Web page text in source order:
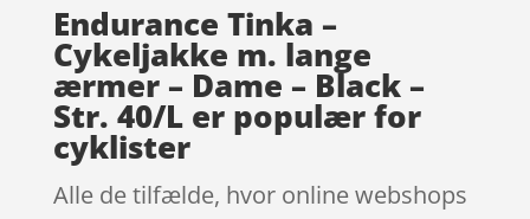
Endurance Tinka –
Cykeljakke m. lange
ærmer – Dame – Black –
Str. 40/L er populær for
cyklister
Alle de tilfælde, hvor online webshops